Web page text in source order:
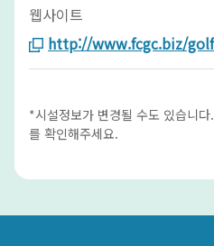
웹사이트
http://www.fcgc.biz/
*시설정보가 변경될 수도 있습니
를 확인해주세요.